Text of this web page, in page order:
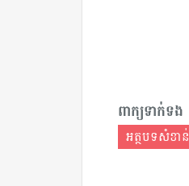
ពាក្យទាក់ទង
អត្ថបទសំខាន់